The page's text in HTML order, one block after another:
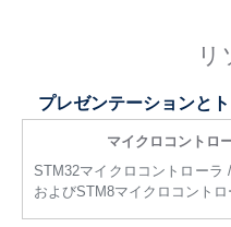
リ
プレゼンテーションと
マイクロコントロ
STM32マイクロコントローラ
およびSTM8マイクロコントロ